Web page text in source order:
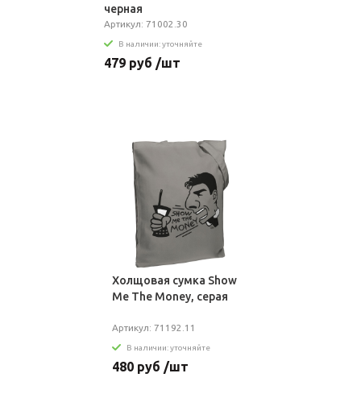
черная
Артикул: 71002.30
В наличии: уточняйте
479 руб /шт
Холщовая сумка Show
Me The Money, серая
Артикул: 71192.11
В наличии: уточняйте
480 руб /шт